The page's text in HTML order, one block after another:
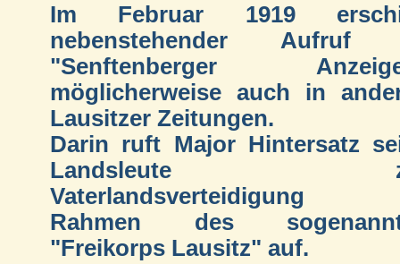
Im Februar 1919
nebenstehender Aufruf
"Senftenberger
möglicherweise auch in
Lausitzer Zeitungen.
Darin ruft Major Hintersatz
Landsleute
Vaterlandsverteidigung
Rahmen des
"Freikorps Lausitz" auf.